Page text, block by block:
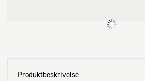
Produktbeskrivelse